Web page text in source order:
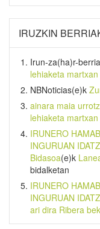
IRUZKIN
Irun-za(ha)r-berria
lehiaketa
NBNoticias(e)k
ainara maia urrotz
lehiaketa
IRUNERO
INGURUAN
Bidasoa(e)k
bidalketan
IRUNERO
INGURUAN
ari dira Ribera